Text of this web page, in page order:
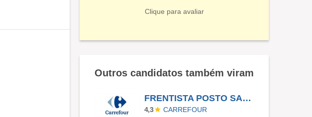
Clique para avaliar
Outros candidatos também viram
FRENTISTA POSTO SANTO ANDRÉ/SP
4,3 CARREFOUR